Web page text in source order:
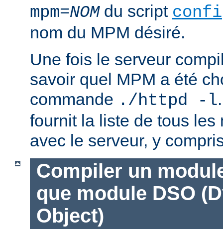
mpm=NOMdu script
nom du MPM désiré.
Une fois le serveur
savoir quel MPM a été
commande ./httpd -l
fournit la liste de tous les
avec le serveur, y
Compiler un
que module DSO
Object)